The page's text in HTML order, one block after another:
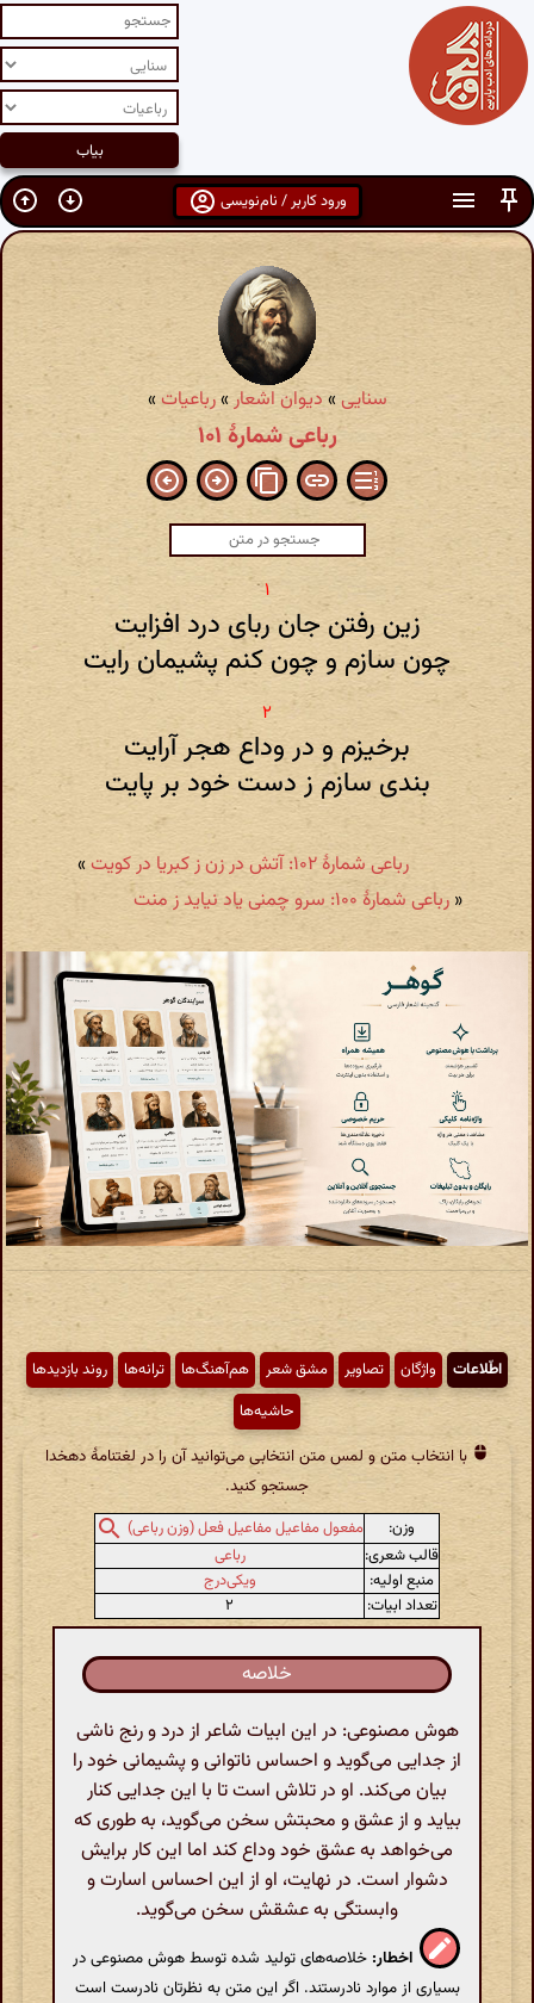
ورود کاربر / نام‌نویسی
سنایی»دیوان اشعار»رباعیات»
رباعی شمارهٔ ۱۰۱
زین رفتن جان ربای درد افزایت
چون سازم و چون کنم پشیمان رایت
برخیزم و در وداع هجر آرایت
بندی سازم ز دست خود بر پایت
رباعی شمارهٔ ۱۰۲: آتش در زن ز کبریا در کویت
»
« رباعی شمارهٔ ۱۰۰: سرو چمنی یاد نیاید ز منت
اطّلاعات واژگان تصاویر مشق شعر هم‌آهنگ‌ها ترانه‌ها
روند بازدیدها
حاشیه‌ها
با انتخاب متن و لمس متن انتخابی می‌توانید آن را در لغتنامهٔ دهخدا
جستجو کنید.
وزن:
مفعول مفاعیل مفاعیل فعل (وزن رباعی)
قالب شعری:
رباعی
منبع اولیه:
ویکی‌درج
تعداد ابیات:
۲
خلاصه
هوش مصنوعی: در این ابیات شاعر از درد و رنج ناشی
از جدایی می‌گوید و احساس ناتوانی و پشیمانی خود را
بیان می‌کند. او در تلاش است تا با این جدایی کنار
بیاید و از عشق و محبتش سخن می‌گوید، به طوری که
می‌خواهد به عشق خود وداع کند اما این کار برایش
دشوار است. در نهایت، او از این احساس اسارت و
وابستگی به عشقش سخن می‌گوید.
اخطار: خلاصه‌های تولید شده توسط هوش مصنوعی در
بسیاری از موارد نادرستند. اگر این متن به نظرتان نادرست است